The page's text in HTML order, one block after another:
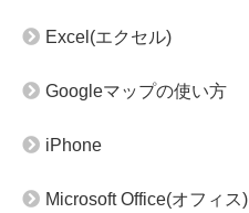
Excel(エクセル)
Googleマップの使い方
iPhone
Microsoft Office(オフィス)